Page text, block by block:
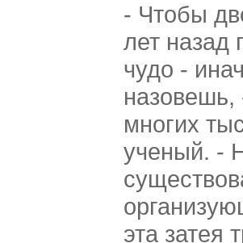
- Чтобы
лет назад
чудо -
многих
ученый. -
эта затея